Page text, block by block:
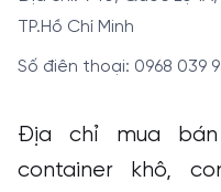
TP.Hồ Chí Minh
Số điên thoại: 0968 039
Địa chỉ mua
container khô,